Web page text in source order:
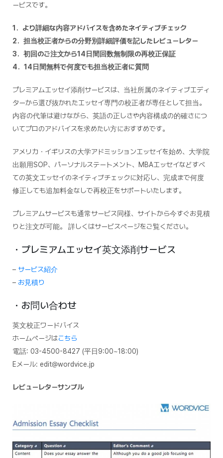
ービスです。
1．より詳細な内容アドバイスを含めたネイティブチェック
2．担当校正者からの分野別詳細評価を記したレビューレター
3．初回のご注文から14日間回数無制限の再校正保証
4．14日間無料で何度でも担当校正者に質問
プレミアムエッセイ添削サービスは、当社所属のネイティブエディ
ターから選び抜かれたエッセイ専門の校正者が専任として担当。
内容の代筆は避けながら、英語の正しさや内容構成の的確さにつ
いてプロのアドバイスを求めたい方におすすめです。
アメリカ・イギリスの大学アドミッションエッセイを始め、大学院
出願用SOP、パーソナルステートメント、MBAエッセイなどすべ
ての英文エッセイのネイティブチェックに対応し、完成まで何度
修正しても追加料金なしで再校正をサポートいたします。
プレミアムサービスも通常サービス同様、サイトから今すぐお見積
りと注文が可能。 詳しくはサービスページをご覧ください。
・プレミアムエッセイ英文添削サービス
– サービス紹介
– お見積り
・お問い合わせ
英文校正ワードバイス
ホームページはこちら
電話: 03-4500-8427 (平日9:00~18:00)
Eメール: edit@wordvice.jp
レビューレターサンプル